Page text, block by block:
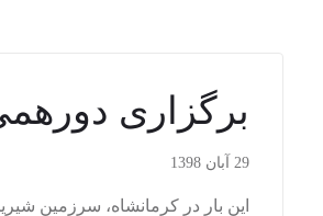
برگزاری
29 آبان 1398
این بار در کرمانشاه، سرزمین